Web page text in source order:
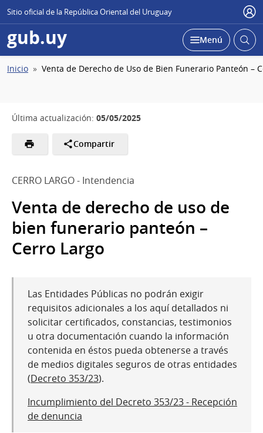
Sitio oficial de la República Oriental del Uruguay
gub.uy Desplegar
Menú Abrir
Ruta
Inicio Venta de Derecho de Uso de Bien Funerario Panteón –
Última actualización: 05/05/2025
Compartir
CERRO LARGO - Intendencia
Venta de derecho de uso de
bien funerario panteón –
Cerro Largo
Las Entidades Públicas no podrán exigir
requisitos adicionales a los aquí detallados ni
solicitar certificados, constancias, testimonios
u otra documentación cuando la información
contenida en éstos pueda obtenerse a través
de medios digitales seguros de otras entidades
(Decreto 353/23).
Incumplimiento del Decreto 353/23 - Recepción
de denuncia